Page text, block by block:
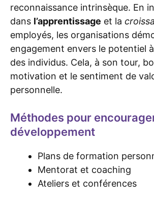
reconnaissance intrinsèque. En
dans l’apprentissage et la
employés, les organisations
engagement envers le potentiel
des individus. Cela, à son tour,
motivation et le sentiment de
personnelle.
Méthodes pour
développement
Plans de formation
Mentorat et coaching
Ateliers et conférences